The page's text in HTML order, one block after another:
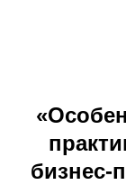
бизнес-